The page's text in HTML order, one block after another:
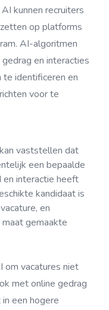
kunnen recruiters
op platforms
AI-algoritmen
en interacties
identificeren en
voor te
vaststellen dat
een bepaalde
interactie heeft
kandidaat is
en
gemaakte
om vacatures niet
met online gedrag
een hogere